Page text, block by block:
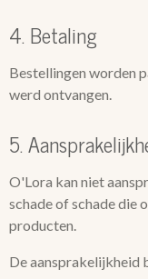
4. Betaling
Bestellingen worden
werd ontvangen.
5.
O'Lora kan niet
schade of schade die
producten.
De aansprakelijkheid